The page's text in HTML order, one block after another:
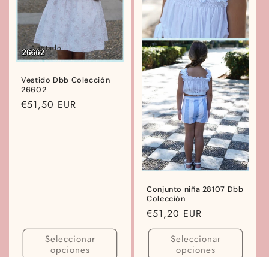
Agotado
Vestido Dbb Colección
26602
Precio
€51,50 EUR
Seleccionar
opciones
Conjunto niña 28107 Dbb
Colección
Precio
habitual
€51,20 EUR
Seleccionar
opciones